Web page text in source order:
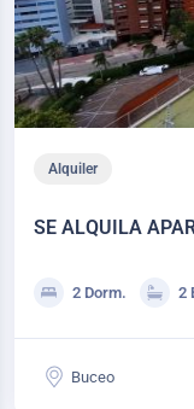
Alquiler
SE ALQUILA
BUCEO2 Dorm. 2
Buceo